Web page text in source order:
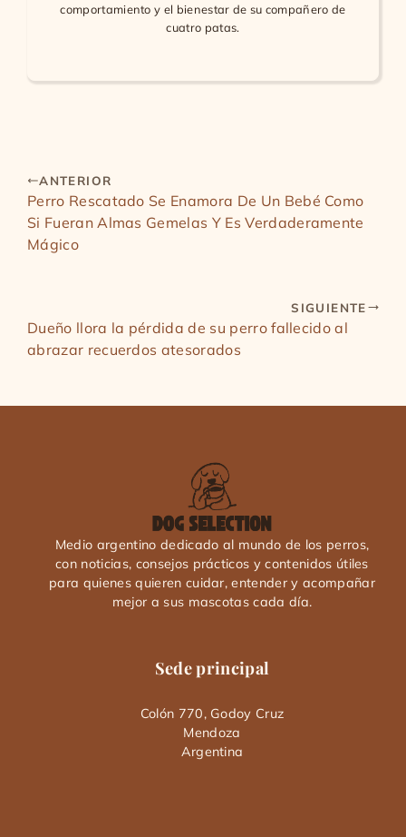
comportamiento y el bienestar de su compañero de
cuatro patas.
ANTERIOR
Perro Rescatado Se Enamora De Un Bebé Como
Si Fueran Almas Gemelas Y Es Verdaderamente
Mágico
SIGUIENTE
Dueño llora la pérdida de su perro fallecido al
abrazar recuerdos atesorados
Medio argentino dedicado al mundo de los perros,
con noticias, consejos prácticos y contenidos útiles
para quienes quieren cuidar, entender y acompañar
mejor a sus mascotas cada día.
Sede principal
Colón 770, Godoy Cruz
Mendoza
Argentina